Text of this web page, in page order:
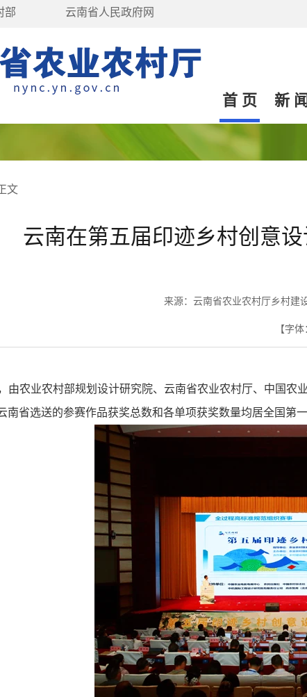
部 云南省人民政府网
首 页 新 闻
文
云南在第五届印迹乡村创意
来源：云南省农业农村厅乡村
【字体
由农业农村部规划设计研究院、云南省农业农村厅、中国农
南省选送的参赛作品获奖总数和各单项获奖数量均居全国第